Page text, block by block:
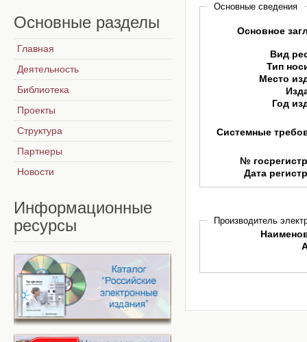
Основные сведения
Основное
Вид
Тип
Место
Год
Системные
№
Дата
Производитель
Основные разделы
Главная
Деятельность
Библиотека
Проекты
Структура
Партнеры
Новости
Информационные
ресурсы